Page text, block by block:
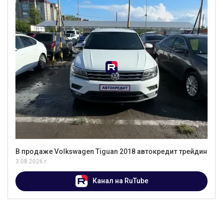
В продаже Volkswagen Tiguan 2018 автокредит трейдин
3.08.2026 г.
Канал на RuTube